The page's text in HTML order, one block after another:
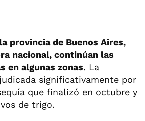
provincia de Buenos Aires,
nacional, continúan las
en algunas zonas. La
significativamente por
que finalizó en octubre y
de trigo.